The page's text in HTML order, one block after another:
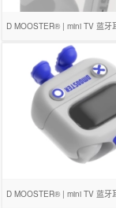
D MOOSTER® | mini TV 蓝牙
D MOOSTER® | mini TV 蓝牙